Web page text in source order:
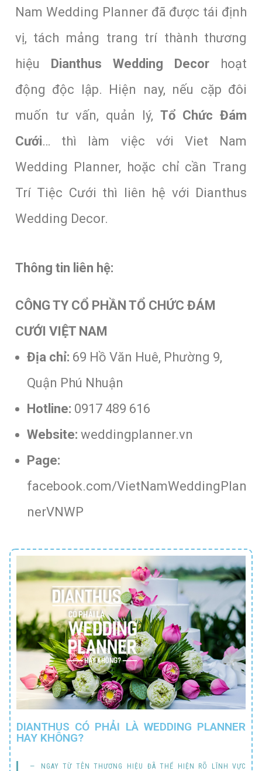
Nam Wedding Planner đã được tái định
vị, tách mảng trang trí thành thương
hiệu Dianthus Wedding Decor hoạt
động độc lập. Hiện nay, nếu cặp đôi
muốn tư vấn, quản lý,Tổ Chức Đám
Cưới… thì làm việc với Viet Nam
Wedding Planner, hoặc chỉ cần Trang
Trí Tiệc Cưới thì liên hệ với Dianthus
Wedding Decor.
Thông tin liên hệ:
CÔNG TY CỔ PHẦN TỔ CHỨC ĐÁM
CƯỚI VIỆT NAM
Địa chỉ: 69 Hồ Văn Huê, Phường 9,
Quận Phú Nhuận
Hotline: 0917 489 616
Website: weddingplanner.vn
Page:
facebook.com/VietNamWeddingPlan
nerVNWP
DIANTHUS CÓ PHẢI LÀ WEDDING PLANNER
HAY KHÔNG?
NGAY TỪ TÊN THƯƠNG HIỆU ĐÃ THỂ HIỆN RÕ LĨNH VỰC